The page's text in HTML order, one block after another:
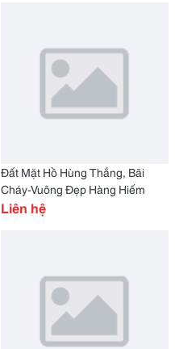
Đất Mặt Hồ Hùng Thắng, Bãi
Cháy-Vuông Đẹp Hàng Hiếm
Liên hệ